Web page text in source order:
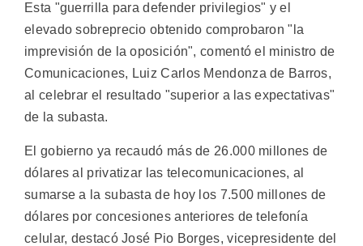
Esta "guerrilla para defender privilegios" y el
elevado sobreprecio obtenido comprobaron "la
imprevisión de la oposición", comentó el ministro de
Comunicaciones, Luiz Carlos Mendonza de Barros,
al celebrar el resultado "superior a las expectativas"
de la subasta.
El gobierno ya recaudó más de 26.000 millones de
dólares al privatizar las telecomunicaciones, al
sumarse a la subasta de hoy los 7.500 millones de
dólares por concesiones anteriores de telefonía
celular, destacó José Pio Borges, vicepresidente del